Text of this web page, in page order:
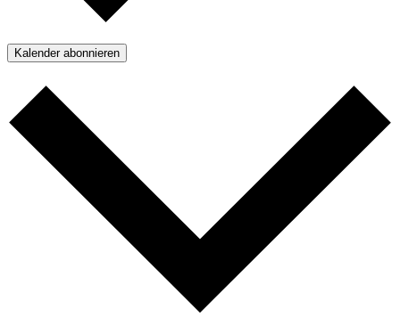
Kalender abonnieren